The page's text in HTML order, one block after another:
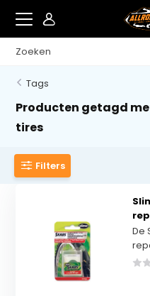
Tags
Producten getagd
tires
Filters
De